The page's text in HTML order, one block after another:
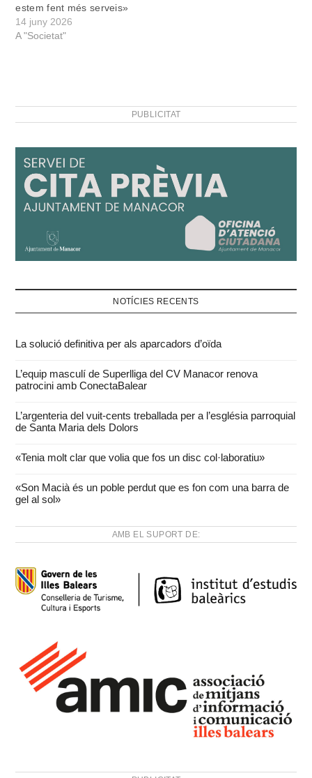
estem fent més serveis»
14 juny 2026
A "Societat"
PUBLICITAT
NOTÍCIES RECENTS
La solució definitiva per als aparcadors d’oïda
L’equip masculí de Superlliga del CV Manacor renova
patrocini amb ConectaBalear
L’argenteria del vuit-cents treballada per a l’església parroquial
de Santa Maria dels Dolors
«Tenia molt clar que volia que fos un disc col·laboratiu»
«Son Macià és un poble perdut que es fon com una barra de
gel al sol»
AMB EL SUPORT DE: